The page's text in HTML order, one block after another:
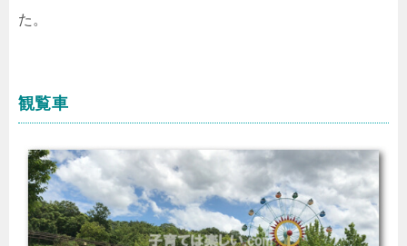
た。
観覧車